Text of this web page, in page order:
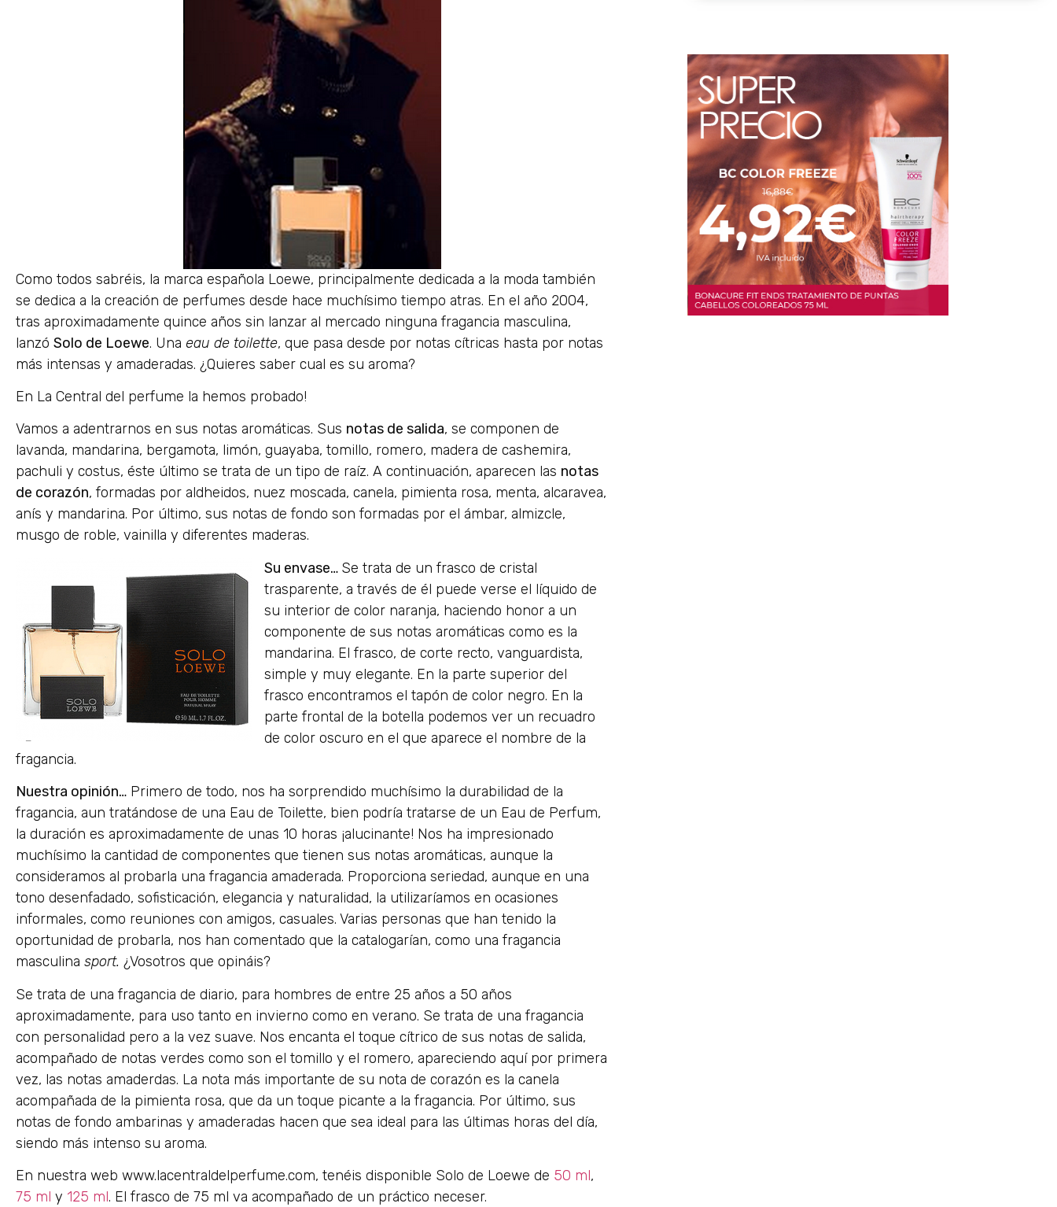
Como todos sabréis, la marca española Loewe, principalmente dedicada a la moda también
se dedica a la creación de perfumes desde hace muchísimo tiempo atras. En el año 2004,
tras aproximadamente quince años sin lanzar al mercado ninguna fragancia masculina,
lanzó Solo de Loewe. Una eau de toilette, que pasa desde por notas cítricas hasta por notas
más intensas y amaderadas. ¿Quieres saber cual es su aroma?
En La Central del perfume la hemos probado!
Vamos a adentrarnos en sus notas aromáticas. Sus notas de salida, se componen de
lavanda, mandarina, bergamota, limón, guayaba, tomillo, romero, madera de cashemira,
pachuli y costus, éste último se trata de un tipo de raíz. A continuación, aparecen las notas
de corazón, formadas por aldheidos, nuez moscada, canela, pimienta rosa, menta, alcaravea,
anís y mandarina. Por último, sus notas de fondo son formadas por el ámbar, almizcle,
musgo de roble, vainilla y diferentes maderas.
Su envase… Se trata de un frasco de cristal
trasparente, a través de él puede verse el líquido de
su interior de color naranja, haciendo honor a un
componente de sus notas aromáticas como es la
mandarina. El frasco, de corte recto, vanguardista,
simple y muy elegante. En la parte superior del
frasco encontramos el tapón de color negro. En la
parte frontal de la botella podemos ver un recuadro
de color oscuro en el que aparece el nombre de la
fragancia.
Nuestra opinión… Primero de todo, nos ha sorprendido muchísimo la durabilidad de la
fragancia, aun tratándose de una Eau de Toilette, bien podría tratarse de un Eau de Perfum,
la duración es aproximadamente de unas 10 horas ¡alucinante! Nos ha impresionado
muchísimo la cantidad de componentes que tienen sus notas aromáticas, aunque la
consideramos al probarla una fragancia amaderada. Proporciona seriedad, aunque en una
tono desenfadado, sofisticación, elegancia y naturalidad, la utilizaríamos en ocasiones
informales, como reuniones con amigos, casuales. Varias personas que han tenido la
oportunidad de probarla, nos han comentado que la catalogarían, como una fragancia
masculina sport. ¿Vosotros que opináis?
Se trata de una fragancia de diario, para hombres de entre 25 años a 50 años
aproximadamente, para uso tanto en invierno como en verano. Se trata de una fragancia
con personalidad pero a la vez suave. Nos encanta el toque cítrico de sus notas de salida,
acompañado de notas verdes como son el tomillo y el romero, apareciendo aquí por primera
vez, las notas amaderdas. La nota más importante de su nota de corazón es la canela
acompañada de la pimienta rosa, que da un toque picante a la fragancia. Por último, sus
notas de fondo ambarinas y amaderadas hacen que sea ideal para las últimas horas del día,
siendo más intenso su aroma.
En nuestra web www.lacentraldelperfume.com, tenéis disponible Solo de Loewe de 50 ml,
75 ml y 125 ml. El frasco de 75 ml va acompañado de un práctico neceser.